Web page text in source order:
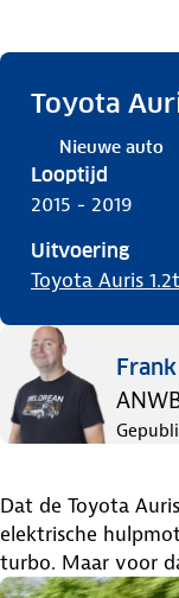
Toyota
Nieuwe auto
Looptijd
2015 - 2019
Uitvoering
Toyota Auris
Dat de Toyota
elektrische
turbo. Maar voor